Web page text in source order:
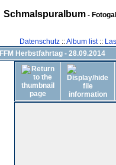
Schmalspuralbum-
Datenschutz::Album list::
FFM Herbstfahrtag - 28.09.2014